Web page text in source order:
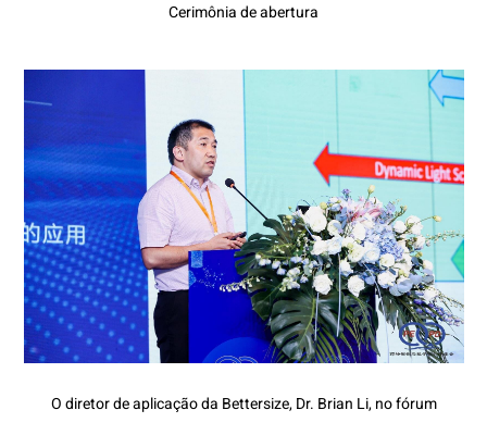
Cerimônia de abertura
O diretor de aplicação da Bettersize, Dr. Brian Li, no fórum